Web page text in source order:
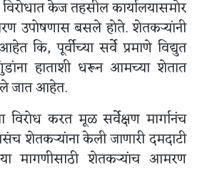
केज तहसील कार्यालयासमोर
उपोषणास बसले होते. शेतकऱ्यांनी
कि, पूर्वीच्या सर्वे प्रमाणे विद्युत
हाताशी धरून आमच्या शेतात
जात आहेत.
विरोध करत मूळ सर्वेक्षण मार्गानंच
शेतकऱ्यांना केली जाणारी दमदाटी
मागणीसाठी शेतकऱ्यांच आमरण